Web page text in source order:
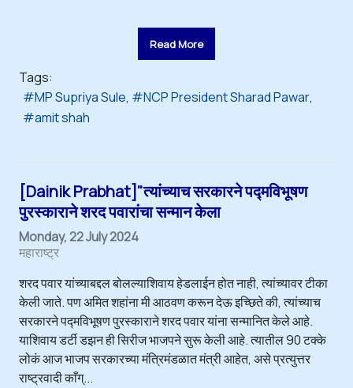
Read More
Tags:
MP Supriya Sule
NCP President Sharad Pawar
amit shah
[Dainik Prabhat]"त्यांच्याच सरकारने पद्मविभूषण
पुरस्काराने शरद पवारांचा सन्मान केला
Monday, 22 July 2024
महाराष्ट्र
शरद पवार यांच्‍याबद्दल बोलल्याशिवाय हेडलाईन होत नाही, त्यांच्यावर टीका
केली जाते. पण अमित शहांना मी आठवण करून देऊ इच्छिते की, त्यांच्याच
सरकारने पद्मविभूषण पुरस्काराने शरद पवार यांना सन्मानित केले आहे.
याशिवाय डर्टी डझन ही सिरीज भाजपने सुरू केली आहे. त्यातील 90 टक्के
लोकं आज भाजप सरकारच्या मंत्रिमंडळात मंत्री आहेत, असे प्रत्युत्तर
राष्ट्रवादी काँग्...